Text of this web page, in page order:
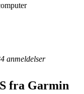
anmeldelser
fra Garmin